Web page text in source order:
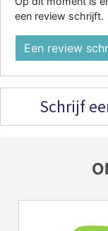
een review schrijft.
Een review
Schrijf